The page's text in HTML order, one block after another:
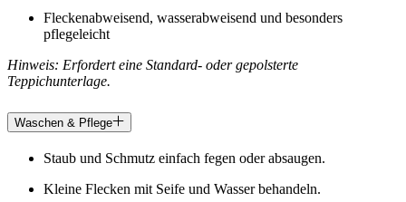
Fleckenabweisend, wasserabweisend und besonders
pflegeleicht
Hinweis: Erfordert eine Standard- oder gepolsterte
Teppichunterlage.
Waschen & Pflege
Staub und Schmutz einfach fegen oder absaugen.
Kleine Flecken mit Seife und Wasser behandeln.